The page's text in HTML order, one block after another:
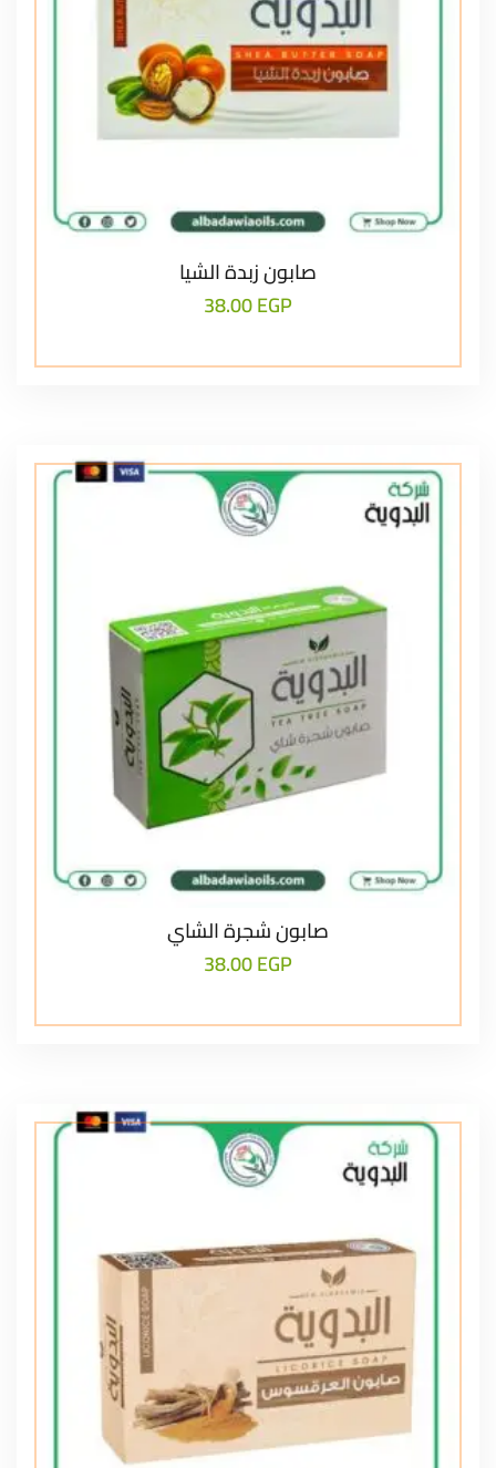
صابون زبدة الشيا
38.00EGP
صابون شجرة الشاي
38.00EGP